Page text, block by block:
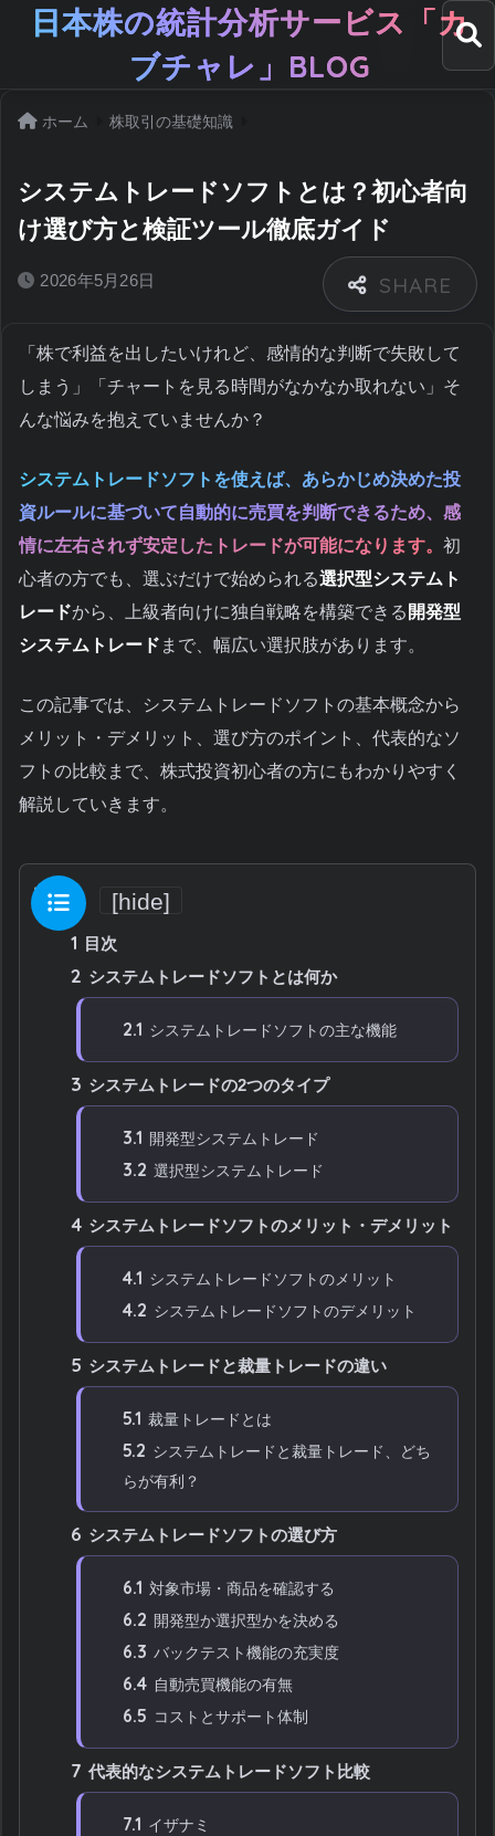
日本株の統計分析サービス「カ
ブチャレ」BLOG
ホーム 株取引の基礎知識
システムトレードソフトとは？初心者向
け選び方と検証ツール徹底ガイド
2026年5月26日
「株で利益を出したいけれど、感情的な判断で失敗して
しまう」「チャートを見る時間がなかなか取れない」そ
んな悩みを抱えていませんか？
システムトレードソフトを使えば、あらかじめ決めた投
資ルールに基づいて自動的に売買を判断できるため、感
情に左右されず安定したトレードが可能になります。 初
心者の方でも、選ぶだけで始められる選択型システムト
レードから、上級者向けに独自戦略を構築できる 開発型
システムトレード まで、幅広い選択肢があります。
この記事では、システムトレードソフトの基本概念から
メリット・デメリット、選び方のポイント、代表的なソ
フトの比較まで、株式投資初心者の方にもわかりやすく
解説していきます。
目次 [hide]
1 目次
2 システムトレードソフトとは何か
2.1 システムトレードソフトの主な機能
3 システムトレードの2つのタイプ
3.1 開発型システムトレード
3.2 選択型システムトレード
4 システムトレードソフトのメリット・デメリット
4.1 システムトレードソフトのメリット
4.2 システムトレードソフトのデメリット
5 システムトレードと裁量トレードの違い
5.1 裁量トレードとは
5.2 システムトレードと裁量トレード、どち
らが有利？
6 システムトレードソフトの選び方
6.1 対象市場・商品を確認する
6.2 開発型か選択型かを決める
6.3 バックテスト機能の充実度
6.4 自動売買機能の有無
6.5 コストとサポート体制
7 代表的なシステムトレードソフト比較
7.1 イザナミ